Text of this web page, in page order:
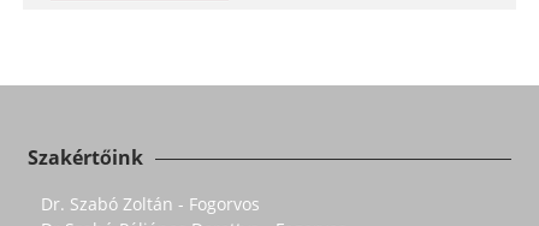
Szakértőink
Dr. Szabó Zoltán - Fogorvos